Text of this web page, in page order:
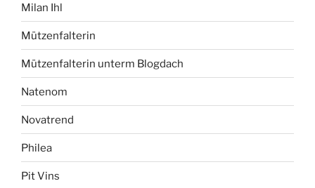
Milan Ihl
Mützenfalterin
Mützenfalterin unterm Blogdach
Natenom
Novatrend
Philea
Pit Vins